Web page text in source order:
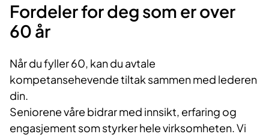
Fordeler for deg som er over
60 år
Når du fyller 60, kan du avtale
kompetansehevende tiltak sammen med lederen
din.
Seniorene våre bidrar med innsikt, erfaring og
engasjement som styrker hele virksomheten. Vi